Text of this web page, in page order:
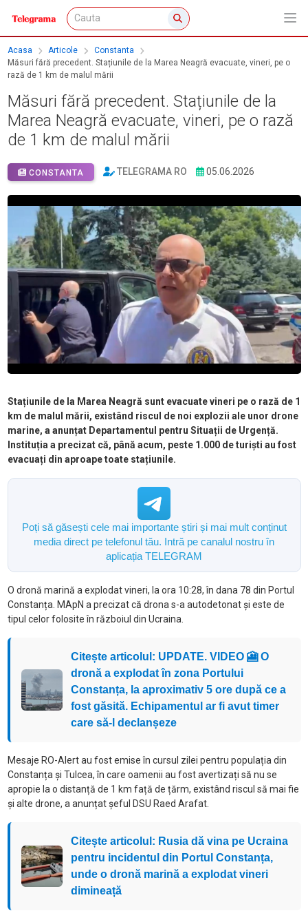
Acasa Articole
Constanta
Măsuri fără precedent. Stațiunile de la Marea Neagră evacuate, vineri, pe o
rază de 1 km de malul mării
Măsuri fără precedent. Stațiunile de la
Marea Neagră evacuate, vineri, pe o rază
de 1 km de malul mării
CONSTANTA TELEGRAMA RO 05.06.2026
Stațiunile de la Marea Neagră sunt evacuate vineri pe o rază de 1
km de malul mării, existând riscul de noi explozii ale unor drone
marine, a anunțat Departamentul pentru Situații de Urgență.
Instituția a precizat că, până acum, peste 1.000 de turiști au fost
evacuați din aproape toate stațiunile.
Poți să găsești cele mai importante știri și mai mult conținut
media direct pe telefonul tău. Intră pe canalul nostru în
aplicația TELEGRAM
O dronă marină a explodat vineri, la ora 10:28, în dana 78 din Portul
Constanța. MApN a precizat că drona s-a autodetonat și este de
tipul celor folosite în războiul din Ucraina.
Citește articolul: UPDATE. VIDEO 🎦 O
dronă a explodat în zona Portului
Constanța, la aproximativ 5 ore după ce a
fost găsită. Echipamentul ar fi avut timer
care să-l declanșeze
Mesaje RO-Alert au fost emise în cursul zilei pentru populația din
Constanța și Tulcea, în care oamenii au fost avertizați să nu se
apropie la o distanță de 1 km față de țărm, existând riscul să mai fie
și alte drone, a anunțat șeful DSU Raed Arafat.
Citește articolul: Rusia dă vina pe Ucraina
pentru incidentul din Portul Constanța,
unde o dronă marină a explodat vineri
dimineață